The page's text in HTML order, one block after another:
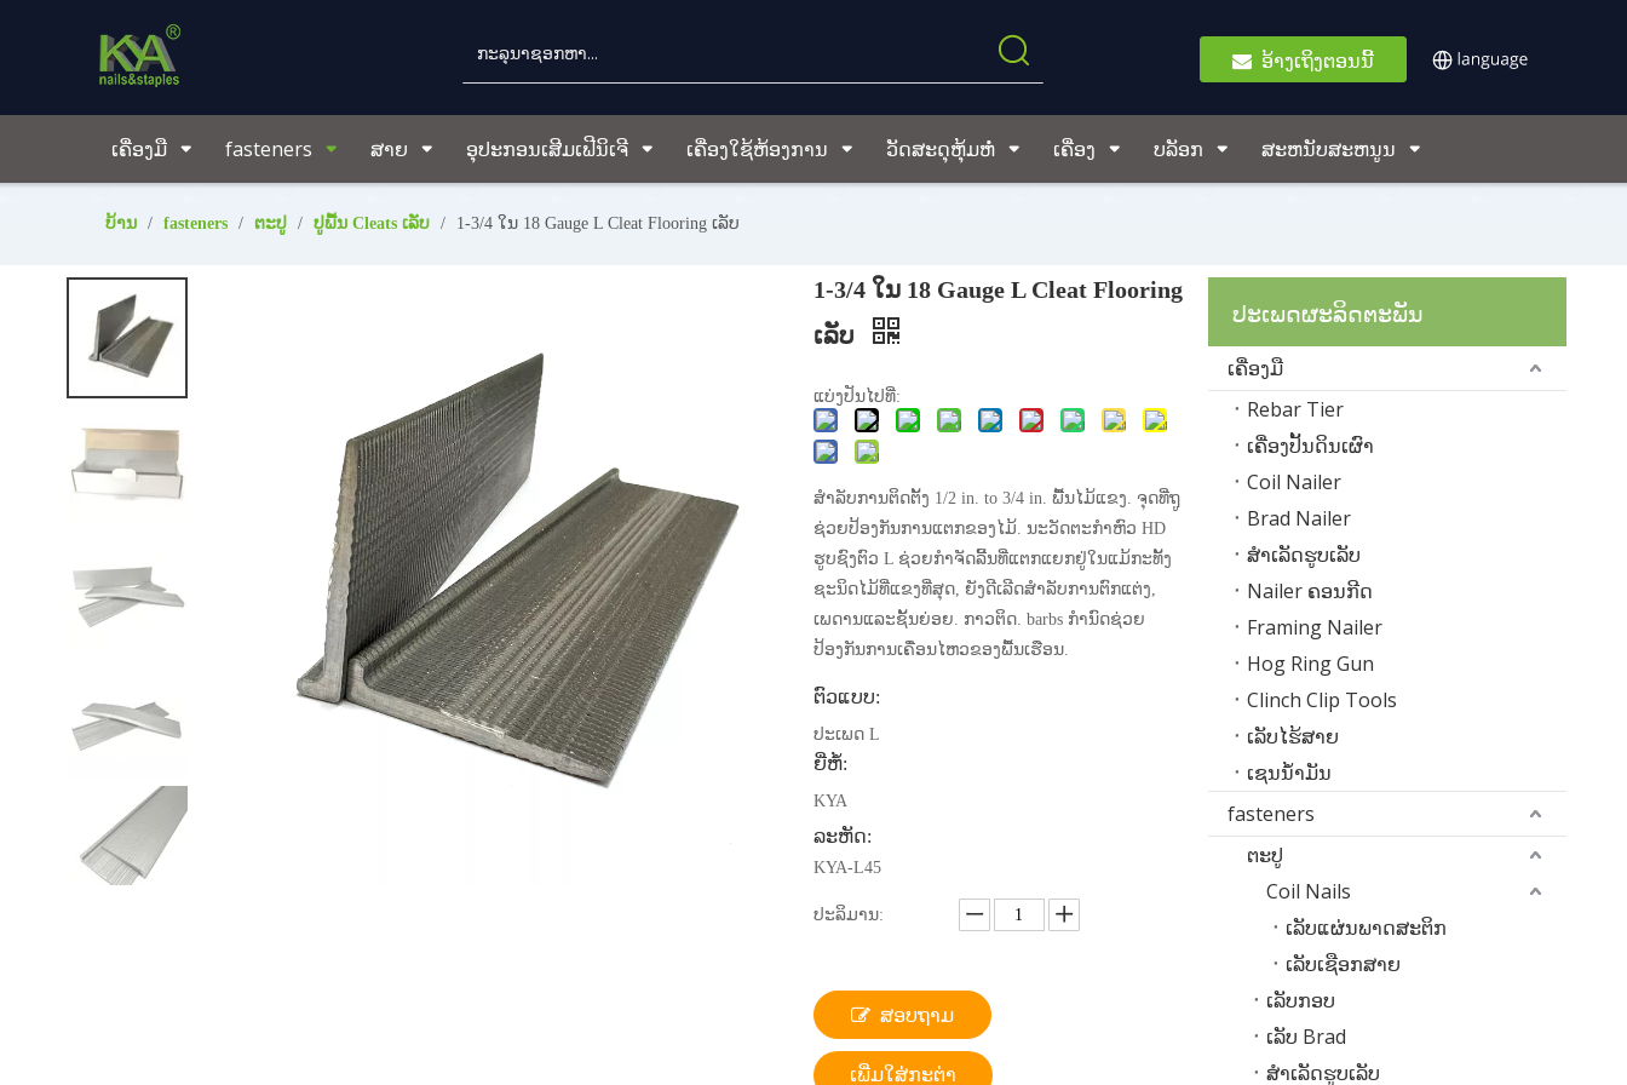
ອ້າງເຖິງຕອນນີ້
ເຄື່ອງມື fasteners ສາຍ ອຸປະກອນເສີມເຟີນິເຈີ ເຄື່ອງໃຊ້ຫ້ອງການ ວັດສະດຸຫຸ້ມຫໍ່ ເຄື່ອງ ບລັອກ ສະຫນັບສະຫນູນ
ບ້ານ / fasteners / ຕະປູ / ປູພື້ນ Cleats ເລັບ / 1-3/4 ໃນ 18 Gauge L Cleat Flooring ເລັບ
1-3/4 ໃນ 18 Gauge L Cleat Flooring
ເລັບ
ແບ່ງປັນໄປທີ່:
ສໍາລັບການຕິດຕັ້ງ 1/2 in. to 3/4 in. ພື້ນໄມ້ແຂງ. ຈຸດທີ່ຖູ
ຊ່ວຍປ້ອງກັນການແຕກຂອງໄມ້. ນະວັດຕະກໍາຫົວ HD
ຮູບຊົງຕົວ L ຊ່ວຍກໍາຈັດລີ້ນທີ່ແຕກແຍກຢູ່ໃນແມ້ກະທັ້ງ
ຊະນິດໄມ້ທີ່ແຂງທີ່ສຸດ, ຍັງດີເລີດສໍາລັບການຕົກແຕ່ງ,
ເພດານແລະຊັ້ນຍ່ອຍ. ກາວຕິດ. barbs ກໍານົດຊ່ວຍ
ປ້ອງກັນການເຄື່ອນໄຫວຂອງພື້ນເຮືອນ.
ຕົວແບບ:
ປະເພດ L
ຍີ່ຫໍ້:
KYA
ລະຫັດ:
KYA-L45
ປະລິມານ:
ສອບຖາມ
ເພີ່ມໃສ່ກະຕ່າ
ປະເພດຜະລິດຕະພັນ
ເຄື່ອງມື
Rebar Tier
ເຄື່ອງປັ້ນດິນເຜົາ
Coil Nailer
Brad Nailer
ສໍາເລັດຮູບເລັບ
Nailer ຄອນກີດ
Framing Nailer
Hog Ring Gun
Clinch Clip Tools
ເລັບໄຮ້ສາຍ
ເຊນນໍ້າມັນ
fasteners
ຕະປູ
Coil Nails
ເລັບແຜ່ນພາດສະຕິກ
ເລັບເຊືອກສາຍ
ເລັບກອບ
ເລັບ Brad
ສໍາເລັດຮູບເລັບ